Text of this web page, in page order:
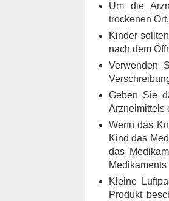
Um die
trockenen
Kinder
nach dem
Verwenden
Geben Sie
Arzneimittels
Wenn das
Kind das
das
Medikaments
Kleine
Produkt